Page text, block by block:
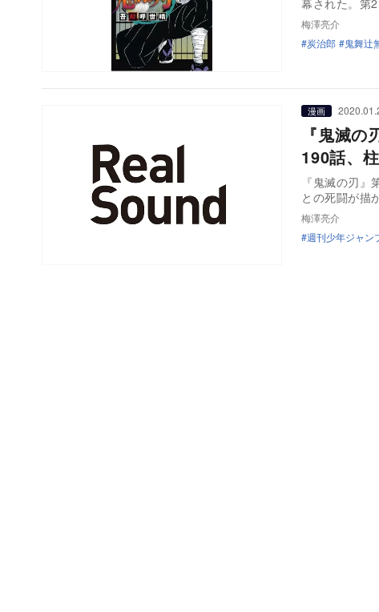
幕された。第
梅澤亮介
炭治郎
鬼舞辻
漫画
『鬼滅
190話、
『鬼滅の刃
梅澤亮介
週刊少年ジャン